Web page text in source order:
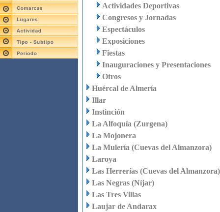
Actividades Deportivas
Congresos y Jornadas
Espectáculos
Exposiciones
Fiestas
Inauguraciones y Presentaciones
Otros
Huércal de Almería
Illar
Instinción
La Alfoquía (Zurgena)
La Mojonera
La Mulería (Cuevas del Almanzora)
Laroya
Las Herrerías (Cuevas del Almanzora)
Las Negras (Níjar)
Las Tres Villas
Laujar de Andarax